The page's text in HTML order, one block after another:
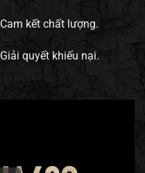
Cam kết chất lượng.
Giải quyết khiếu nại.